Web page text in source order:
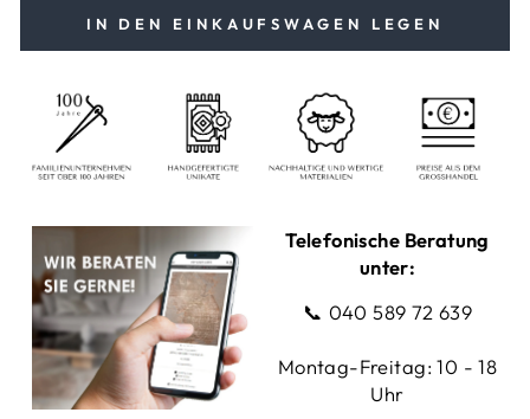
IN DEN EINKAUFSWAGEN LEGEN
Telefonische Beratung
unter:
📞 040 589 72 639
Montag-Freitag: 10 - 18
Uhr